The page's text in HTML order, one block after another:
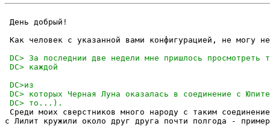
День добрый!
Как человек с указанной вами конфигурацией, не могу
Среди моих сверстников много народу с таким
с Лилит кружили около друг друга почти полгода -